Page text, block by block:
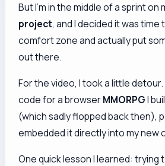
But I’m in the middle of a sprint on
project, and I decided it was
comfort zone and actually put
out there.
For the video, I took a little
code for a browserMMORPGI
(which sadly flopped back then),
embedded it directly into my new
One quick lesson I learned: trying